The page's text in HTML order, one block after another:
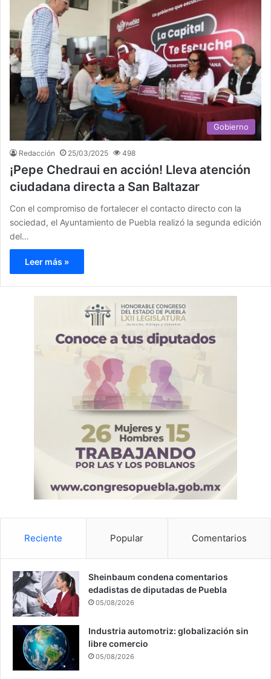
Gobierno
Redacción 25/03/2025 498
¡Pepe Chedraui en acción! Lleva atención
ciudadana directa a San Baltazar
Con el compromiso de fortalecer el contacto directo con la
sociedad, el Ayuntamiento de Puebla realizó la segunda edición
del…
Leer más »
Reciente Popular Comentarios
Sheinbaum condena comentarios
edadistas de diputadas de Puebla
05/08/2026
Industria automotriz: globalización sin
libre comercio
05/08/2026